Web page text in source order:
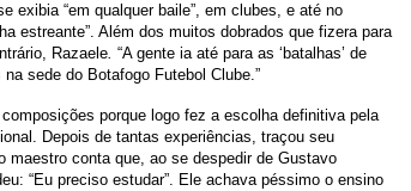
exibia “em qualquer baile”, em clubes, e até no
estreante”. Além dos muitos dobrados que fizera para
Razaele. “A gente ia até para as ‘batalhas’ de
sede do Botafogo Futebol Clube.”
porque logo fez a escolha definitiva pela
Depois de tantas experiências, traçou seu
maestro conta que, ao se despedir de Gustavo
“Eu preciso estudar”. Ele achava péssimo o ensino